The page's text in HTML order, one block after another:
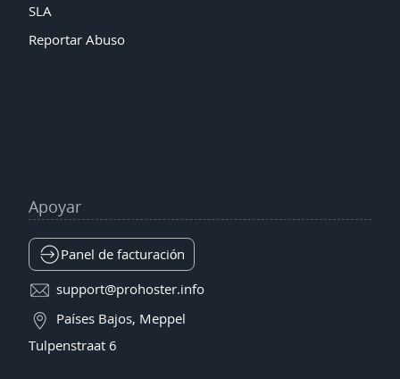
SLA
Reportar Abuso
Apoyar
Panel de facturación
support@prohoster.info
Países Bajos, Meppel
Tulpenstraat 6